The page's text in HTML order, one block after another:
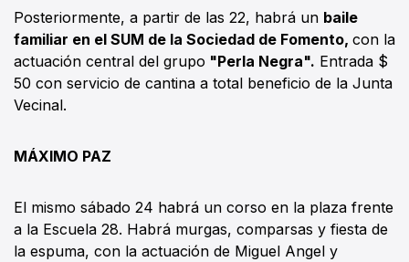
Posteriormente, a partir de las 22, habrá un baile
familiar en el SUM de la Sociedad de Fomento, con la
actuación central del grupo "Perla Negra". Entrada $
50 con servicio de cantina a total beneficio de la Junta
Vecinal.
MÁXIMO PAZ
El mismo sábado 24 habrá un corso en la plaza frente
a la Escuela 28. Habrá murgas, comparsas y fiesta de
la espuma, con la actuación de Miguel Angel y